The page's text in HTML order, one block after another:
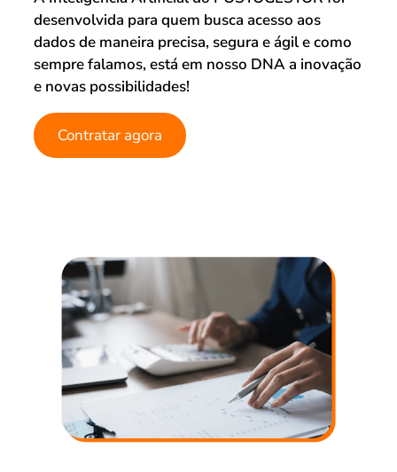
desenvolvida para quem busca acesso aos
dados de maneira precisa, segura e ágil e como
sempre falamos, está em nosso DNA a inovação
e novas possibilidades!
Contratar agora